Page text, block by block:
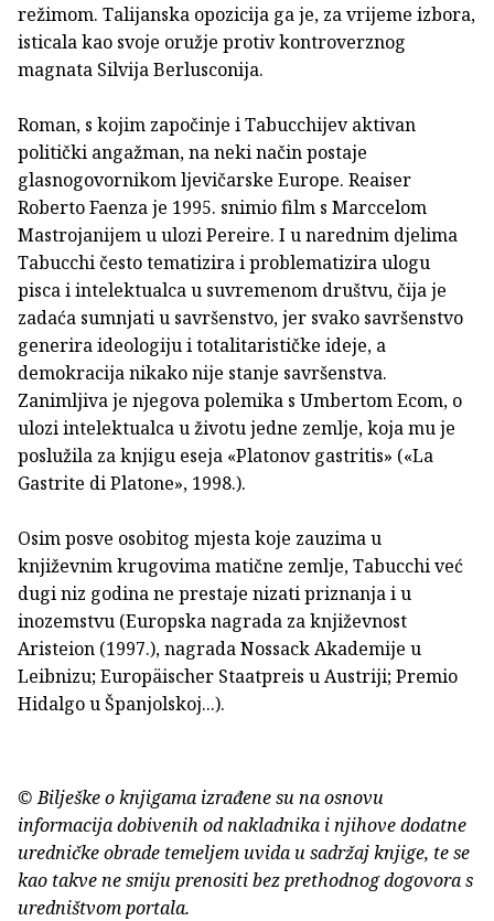
režimom. Talijanska opozicija ga je, za vrijeme izbora,
isticala kao svoje oružje protiv kontroverznog
magnata Silvija Berlusconija.
Roman, s kojim započinje i Tabucchijev aktivan
politički angažman, na neki način postaje
glasnogovornikom ljevičarske Europe. Reaiser
Roberto Faenza je 1995. snimio film s Marccelom
Mastrojanijem u ulozi Pereire. I u narednim djelima
Tabucchi često tematizira i problematizira ulogu
pisca i intelektualca u suvremenom društvu, čija je
zadaća sumnjati u savršenstvo, jer svako savršenstvo
generira ideologiju i totalitarističke ideje, a
demokracija nikako nije stanje savršenstva.
Zanimljiva je njegova polemika s Umbertom Ecom, o
ulozi intelektualca u životu jedne zemlje, koja mu je
poslužila za knjigu eseja «Platonov gastritis» («La
Gastrite di Platone», 1998.).
Osim posve osobitog mjesta koje zauzima u
književnim krugovima matične zemlje, Tabucchi već
dugi niz godina ne prestaje nizati priznanja i u
inozemstvu (Europska nagrada za književnost
Aristeion (1997.), nagrada Nossack Akademije u
Leibnizu; Europäischer Staatpreis u Austriji; Premio
Hidalgo u Španjolskoj...).
© Bilješke o knjigama izrađene su na osnovu
informacija dobivenih od nakladnika i njihove dodatne
uredničke obrade temeljem uvida u sadržaj knjige, te se
kao takve ne smiju prenositi bez prethodnog dogovora s
uredništvom portala.